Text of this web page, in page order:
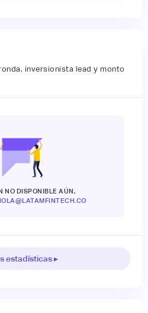
inversionista lead y monto
NO DISPONIBLE AÚN,
estadísticas ▸